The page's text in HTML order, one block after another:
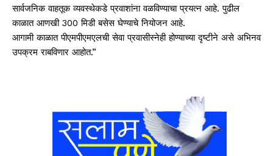
सार्वजनिक वाहतूक व्यवस्थेकडे प्रवाशांना वळविण्याचा प्रयत्न आहे. पुढील
काळात आणखी 300 मिडी बसेस घेण्याचे नियोजन आहे.
आगामी काळात पीएमपीएमएलची सेवा प्रवासीस्नेही होण्याच्या दृष्टीने असे अभिनव
उपक्रम राबविणार आहोत.”